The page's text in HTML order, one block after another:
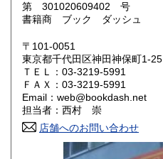
鳥取県 600円
岡山県 600円
山口県 600円
香川県
第 301020609402 号
書籍商 ブック ダッシュ
〒101-0051
東京都千代田区神田神保町1-25
ＴＥＬ：03-3219-5991
ＦＡＸ：03-3219-5991
Email：web@bookdash.net
担当者：西村 崇
店舗へのお問い合わせ